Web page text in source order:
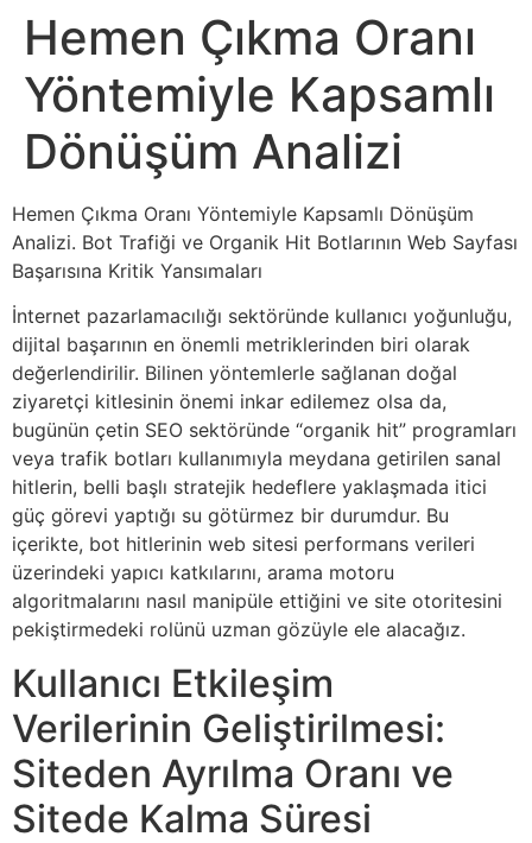
Hemen Çıkma Oranı
Yöntemiyle Kapsamlı
Dönüşüm Analizi
Hemen Çıkma Oranı Yöntemiyle Kapsamlı Dönüşüm
Analizi. Bot Trafiği ve Organik Hit Botlarının Web Sayfası
Başarısına Kritik Yansımaları
İnternet pazarlamacılığı sektöründe kullanıcı yoğunluğu,
dijital başarının en önemli metriklerinden biri olarak
değerlendirilir. Bilinen yöntemlerle sağlanan doğal
ziyaretçi kitlesinin önemi inkar edilemez olsa da,
bugünün çetin SEO sektöründe “organik hit” programları
veya trafik botları kullanımıyla meydana getirilen sanal
hitlerin, belli başlı stratejik hedeflere yaklaşmada itici
güç görevi yaptığı su götürmez bir durumdur. Bu
içerikte, bot hitlerinin web sitesi performans verileri
üzerindeki yapıcı katkılarını, arama motoru
algoritmalarını nasıl manipüle ettiğini ve site otoritesini
pekiştirmedeki rolünü uzman gözüyle ele alacağız.
Kullanıcı Etkileşim
Verilerinin Geliştirilmesi:
Siteden Ayrılma Oranı ve
Sitede Kalma Süresi